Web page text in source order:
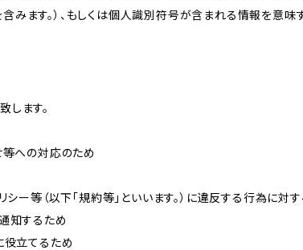
ます。）、もしくは個人識別符号が含まれる情報を意味
します。
等への対応のため
シー等（以下「規約等」といいます。）に違反する行為に対
知するため
役立てるため